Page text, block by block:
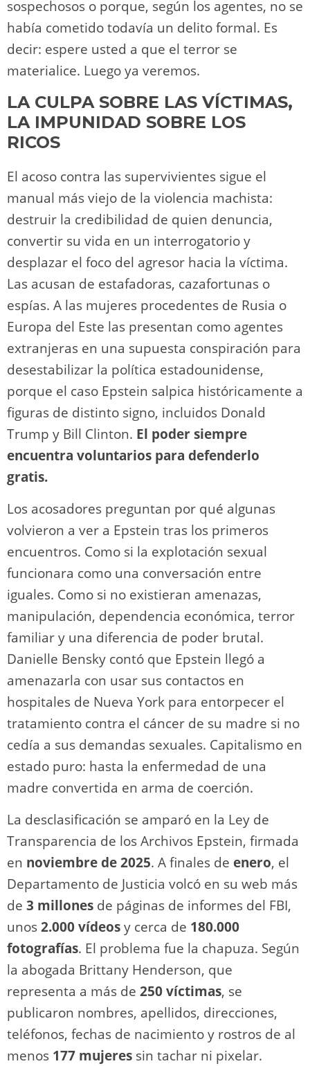
sospechosos o porque, según los agentes, no se
había cometido todavía un delito formal. Es
decir: espere usted a que el terror se
materialice. Luego ya veremos.
LA CULPA SOBRE LAS VÍCTIMAS,
LA IMPUNIDAD SOBRE LOS
RICOS
El acoso contra las supervivientes sigue el
manual más viejo de la violencia machista:
destruir la credibilidad de quien denuncia,
convertir su vida en un interrogatorio y
desplazar el foco del agresor hacia la víctima.
Las acusan de estafadoras, cazafortunas o
espías. A las mujeres procedentes de Rusia o
Europa del Este las presentan como agentes
extranjeras en una supuesta conspiración para
desestabilizar la política estadounidense,
porque el caso Epstein salpica históricamente a
figuras de distinto signo, incluidos Donald
Trump y Bill Clinton. El poder siempre
encuentra voluntarios para defenderlo
gratis.
Los acosadores preguntan por qué algunas
volvieron a ver a Epstein tras los primeros
encuentros. Como si la explotación sexual
funcionara como una conversación entre
iguales. Como si no existieran amenazas,
manipulación, dependencia económica, terror
familiar y una diferencia de poder brutal.
Danielle Bensky contó que Epstein llegó a
amenazarla con usar sus contactos en
hospitales de Nueva York para entorpecer el
tratamiento contra el cáncer de su madre si no
cedía a sus demandas sexuales. Capitalismo en
estado puro: hasta la enfermedad de una
madre convertida en arma de coerción.
La desclasificación se amparó en la Ley de
Transparencia de los Archivos Epstein, firmada
en noviembre de 2025. A finales de enero, el
Departamento de Justicia volcó en su web más
de 3 millones de páginas de informes del FBI,
unos2.000 vídeosy cerca de 180.000
fotografías. El problema fue la chapuza. Según
la abogada Brittany Henderson, que
representa a más de 250 víctimas, se
publicaron nombres, apellidos, direcciones,
teléfonos, fechas de nacimiento y rostros de al
menos 177 mujeres sin tachar ni pixelar.